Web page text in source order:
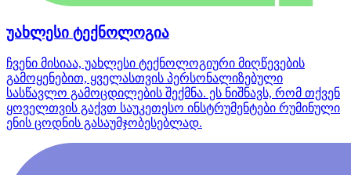
უახლესი ტექნოლოგია
ჩვენი მისიაა, უახლესი ტექნოლოგიური მიღწევების
გამოყენებით, ყველასთვის პერსონალიზებული
სასწავლო გამოცდილების შექმნა. ეს ნიშნავს, რომ თქვენ
ყოველთვის გაქვთ საუკეთესო ინსტრუმენტები რუმინული
ენის ცოდნის გასაუმჯობესებლად.